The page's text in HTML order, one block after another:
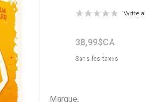
0.0
Write
38,99$CA
Sans les taxes
Marque: